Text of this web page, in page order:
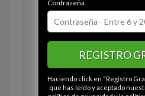
Estado civil:
Ojos: Marrón
Constitución: Normal
Altura: 166 cm
Peso: 70 kg
Contraseña
REGISTRO
Haciendo click en “Registro
que has leído y aceptado